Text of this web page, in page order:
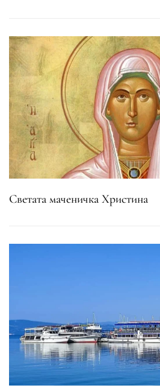
Светата маченичка Христина